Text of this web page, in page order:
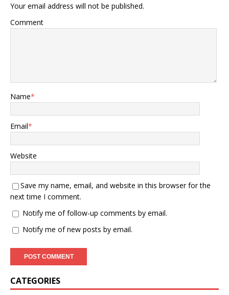
Your email address will not be published.
Comment
Name*
Email*
Website
Save my name, email, and website in this browser for the
next time I comment.
Notify me of follow-up comments by email.
Notify me of new posts by email.
CATEGORIES